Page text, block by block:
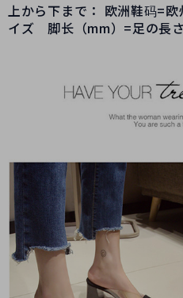
上から下まで： 欧洲鞋码=
イズ 脚长（mm）=足の長